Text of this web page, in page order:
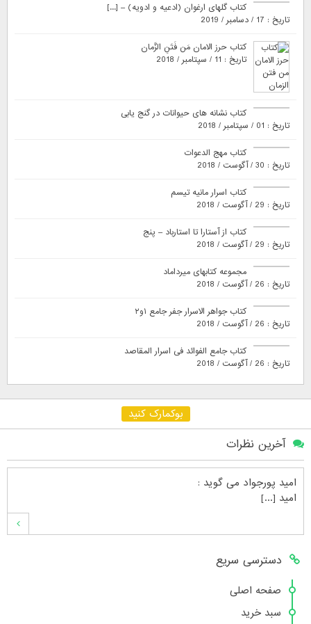
کتاب گلهای ارغوان (ادعیه و ادویه) – [...]
تاریخ : 17 / دسامبر / 2019
کتاب حرز الامان مَن فَتَنِ الزَّمان
تاریخ : 11 / سپتامبر / 2018
کتاب نشانه های حیوانات در گنج یابی
تاریخ : 01 / سپتامبر / 2018
کتاب مهج الدعوات
تاریخ : 30 / آگوست / 2018
کتاب اسرار مانیه تیسم
تاریخ : 29 / آگوست / 2018
کتاب از آستارا تا استارباد – پنج
تاریخ : 29 / آگوست / 2018
مجموعه کتابهای میرداماد
تاریخ : 26 / آگوست / 2018
کتاب جواهر الاسرار جفر جامع ۱و۲
تاریخ : 26 / آگوست / 2018
کتاب جامع الفوائد فی اسرار المقاصد
تاریخ : 26 / آگوست / 2018
بوکمارک کنید
آخرین نظرات
امید پورجواد می گوید :
امید [...]
محمدشهنوازیمی گوید :
سلام بنده محمد شهنوازی فقط بوسیله ا [...]
دسترسی سریع
صفحه اصلی
سبد خرید